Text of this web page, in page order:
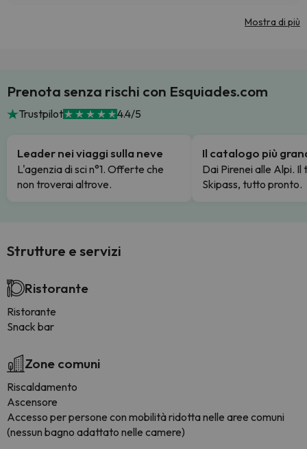
Mostra di più
Prenota senza rischi con Esquiades.com
Trustpilot 4.4/5
Leader nei viaggi sulla neve
L'agenzia di sci n°1. Offerte che
non troverai altrove.
Il catalogo più
Dai Pirenei alle Alpi. Il
Skipass, tutto pronto.
Strutture e servizi
Ristorante
Ristorante
Snack bar
Zone comuni
Riscaldamento
Ascensore
Accesso per persone con mobilità ridotta nelle aree comuni
(nessun bagno adattato nelle camere)